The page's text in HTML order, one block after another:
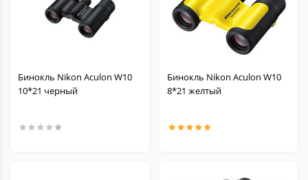
Бинокль Nikon Aculon W10
10*21 черный
Бинокль Nikon Aculon W10
8*21 желтый